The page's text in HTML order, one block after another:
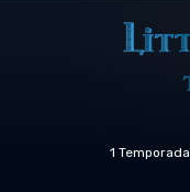
1 Temporada